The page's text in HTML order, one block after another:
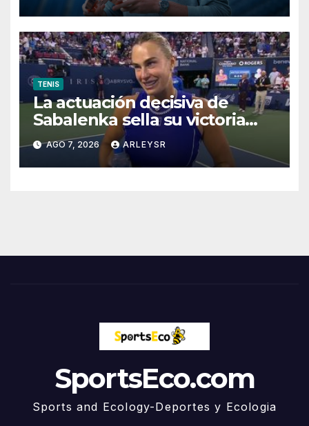
TENIS
La actuación decisiva de
Sabalenka sella su victoria
ante Zhang y la lleva a
octavos de final en Toronto
AGO 7, 2026 ARLEYSR
SportsEco.com
Sports and Ecology-Deportes y Ecologia